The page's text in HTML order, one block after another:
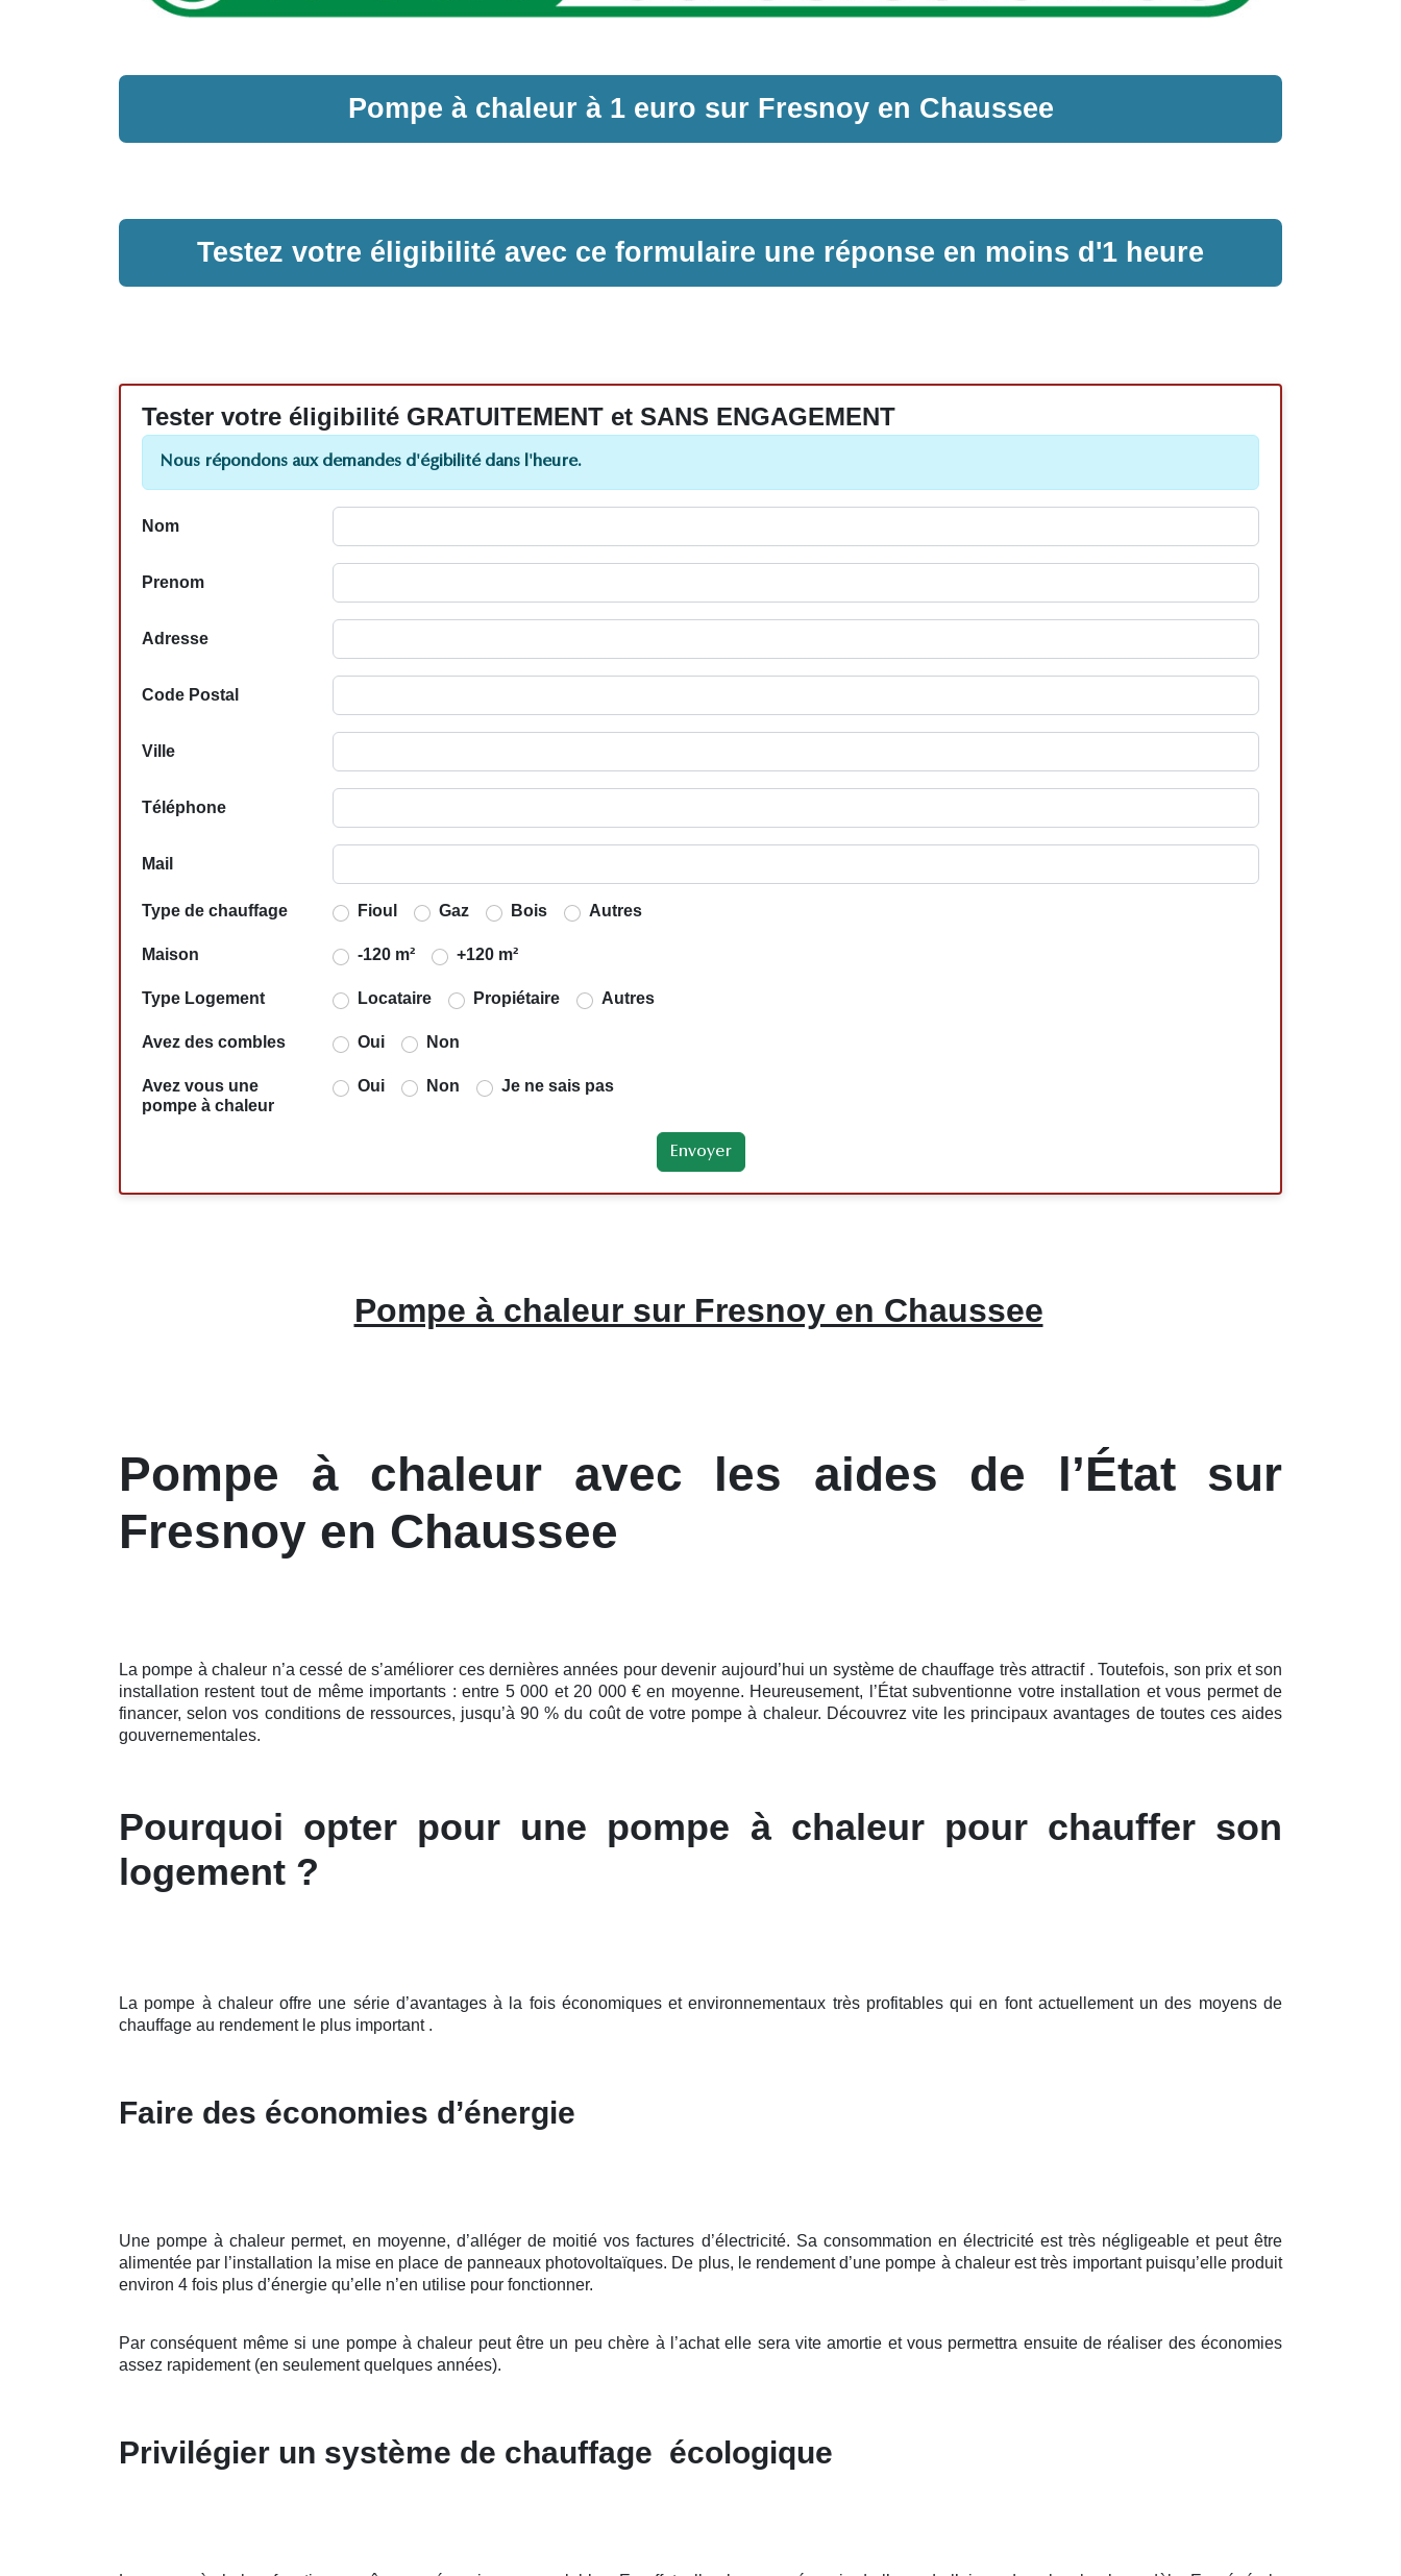
Pompe à chaleur à 1 euro sur Fresnoy en Chaussee
Testez votre éligibilité avec ce formulaire une réponse en moins d'1 heure
Tester votre éligibilité GRATUITEMENT et SANS ENGAGEMENT
Nous répondons aux demandes d'égibilité dans l'heure.
Nom
Prenom
Adresse
Code Postal
Ville
Téléphone
Mail
Type de chauffage Fioul Gaz Bois Autres
Maison -120 m² +120 m²
Type Logement Locataire Propiétaire Autres
Avez des combles Oui Non
Avez vous une
pompe à chaleur
Oui Non Je ne sais pas
Pompe à chaleur sur Fresnoy en Chaussee
Pompe à chaleur avec les aides de l’État sur
Fresnoy en Chaussee
La pompe à chaleur n’a cessé de s’améliorer ces dernièresannées pour devenir aujourd’hui un système de chauffage très attractif . Toutefois, son prix et son
installation restent tout de même importants : entre 5 000 et 20 000 € en moyenne. Heureusement, l’État subventionne votre installation et vous permet de
financer, selon vos conditions de ressources, jusqu’à 90 % du coût de votre pompe à chaleur. Découvrez vite les principaux avantages de toutes ces aides
gouvernementales.
Pourquoi opter pour une pompe à chaleur pour chauffer son
logement ?
La pompe à chaleur offre une série d’avantages à la fois économiques et environnementaux très profitables qui en font actuellement un des moyens de
chauffage au rendement le plus important .
Faire des économies d’énergie
Une pompe à chaleur permet, en moyenne, d’alléger de moitié vos factures d’électricité. Sa consommation en électricité est très négligeable et peut être
alimentée par l’installation la mise en place de panneaux photovoltaïques. De plus, le rendement d’une pompe à chaleur est très important puisqu’elle produit
environ 4 fois plus d’énergie qu’elle n’en utilise pour fonctionner.
Par conséquent même si une pompe à chaleur peut être un peu chère à l’achat elle sera vite amortie et vous permettra ensuite de réaliser des économies
assez rapidement (en seulement quelques années).
Privilégier un système de chauffage écologique